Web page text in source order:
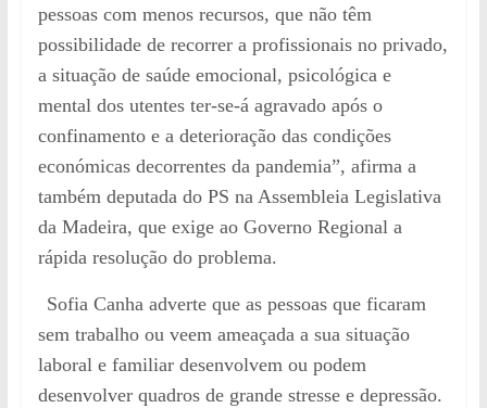
pessoas com menos recursos, que não têm
possibilidade de recorrer a profissionais no privado,
a situação de saúde emocional, psicológica e
mental dos utentes ter-se-á agravado após o
confinamento e a deterioração das condições
económicas decorrentes da pandemia”, afirma a
também deputada do PS na Assembleia Legislativa
da Madeira, que exige ao Governo Regional a
rápida resolução do problema.
Sofia Canha adverte que as pessoas que ficaram
sem trabalho ou veem ameaçada a sua situação
laboral e familiar desenvolvem ou podem
desenvolver quadros de grande stresse e depressão.